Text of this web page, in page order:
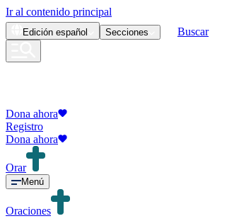
Ir al contenido principal
Edición español Secciones Buscar
Dona ahora
Registro
Dona ahora
Orar
Menú
Oraciones